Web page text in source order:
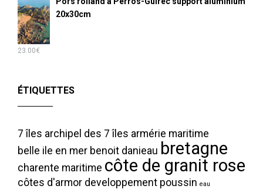
20x30cm
23.00€
ÉTIQUETTES
7 îles archipel des 7 îles armérie maritime
belle ile en mer benoit danieau bretagne
charente maritime côte de granit rose
côtes d'armor developpement poussin eau